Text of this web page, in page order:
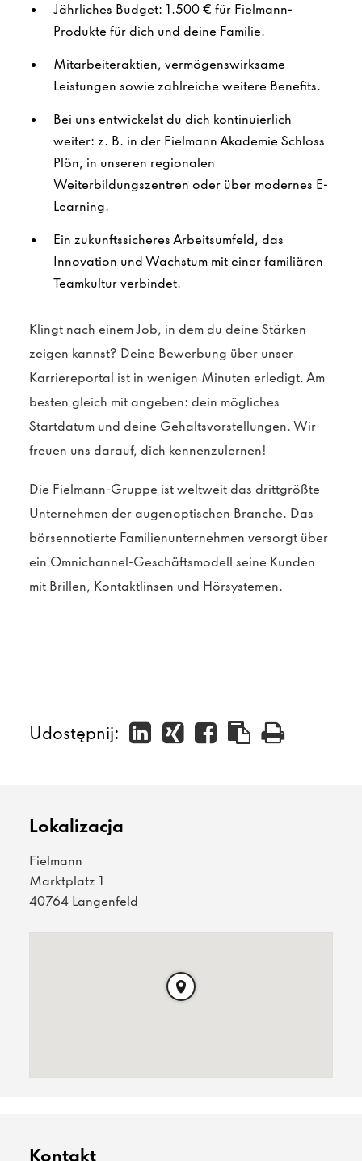
Jährliches Budget: 1.500 € für Fielmann-
Produkte für dich und deine Familie.
Mitarbeiteraktien, vermögenswirksame
Leistungen sowie zahlreiche weitere Benefits.
Bei uns entwickelst du dich kontinuierlich
weiter: z. B. in der Fielmann Akademie Schloss
Plön, in unseren regionalen
Weiterbildungszentren oder über modernes E-
Learning.
Ein zukunftssicheres Arbeitsumfeld, das
Innovation und Wachstum mit einer familiären
Teamkultur verbindet.
Klingt nach einem Job, in dem du deine Stärken
zeigen kannst? Deine Bewerbung über unser
Karriereportal ist in wenigen Minuten erledigt. Am
besten gleich mit angeben: dein mögliches
Startdatum und deine Gehaltsvorstellungen. Wir
freuen uns darauf, dich kennenzulernen!
Die Fielmann-Gruppe ist weltweit das drittgrößte
Unternehmen der augenoptischen Branche. Das
börsennotierte Familienunternehmen versorgt über
ein Omnichannel-Geschäftsmodell seine Kunden
mit Brillen, Kontaktlinsen und Hörsystemen.
Udostępnij:
Lokalizacja
Fielmann
Marktplatz 1
40764 Langenfeld
Kontakt